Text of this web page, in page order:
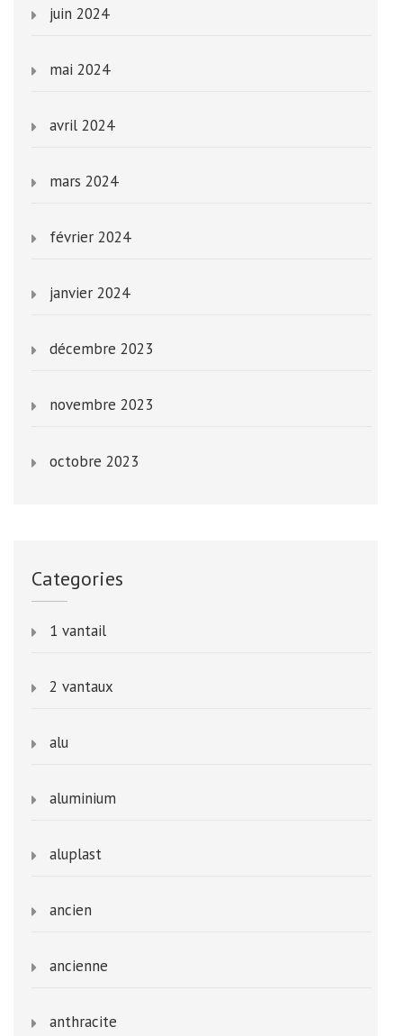
juin 2024
mai 2024
avril 2024
mars 2024
février 2024
janvier 2024
décembre 2023
novembre 2023
octobre 2023
Categories
1 vantail
2 vantaux
alu
aluminium
aluplast
ancien
ancienne
anthracite